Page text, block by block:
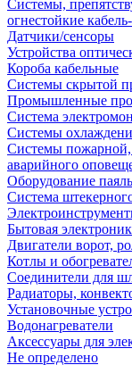
Системы,
огнестойкие
Датчики/сенсоры
Устройства
Короба кабельные
Системы скрытой
Промышленные
Система
Системы
Системы пожарной,
аварийного
Оборудование
Система
Бытовая
Двигатели ворот,
Котлы и
Соединители для
Радиаторы,
Установочные
Водонагреватели
Аксессуары для
Не определено